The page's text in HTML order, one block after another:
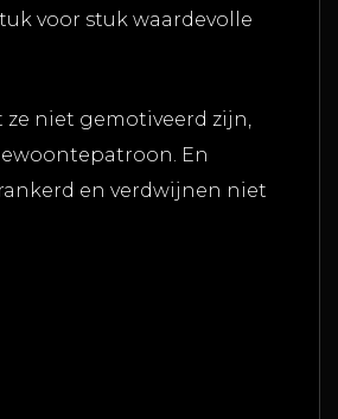
voor stuk waardevolle
niet gemotiveerd zijn,
En
en verdwijnen niet